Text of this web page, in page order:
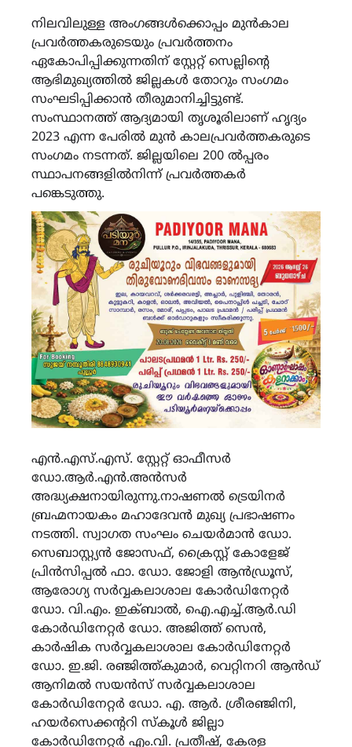
നിലവിലുള്ള അംഗങ്ങള്‍ക്കൊപ്പം മുന്‍കാല
പ്രവര്‍ത്തകരുടെയും പ്രവര്‍ത്തനം
ഏകോപിപ്പിക്കുന്നതിന് സ്റ്റേറ്റ് സെല്ലിന്‍റെ
ആഭിമുഖ്യത്തില്‍ ജില്ലകള്‍ തോറും സംഗമം
സംഘടിപ്പിക്കാന്‍ തീരുമാനിച്ചിട്ടുണ്ട്.
സംസ്ഥാനത്ത് ആദ്യമായി തൃശൂരിലാണ് ഹൃദ്യം
2023 എന്ന പേരില്‍ മുന്‍ കാലപ്രവര്‍ത്തകരുടെ
സംഗമം നടന്നത്. ജില്ലയിലെ 200 ല്‍പ്പരം
സ്ഥാപനങ്ങളില്‍നിന്ന് പ്രവര്‍ത്തകര്‍
പങ്കെടുത്തു.
എന്‍.എസ്.എസ്. സ്റ്റേറ്റ് ഓഫീസര്‍
ഡോ.ആര്‍.എന്‍.അന്‍സര്‍
അദ്ധ്യക്ഷനായിരുന്നു.നാഷണൽ ട്രെയിനർ
ബ്രഹ്മനായകം മഹാദേവൻ മുഖ്യ പ്രഭാഷണം
നടത്തി. സ്വാഗത സംഘം ചെയര്‍മാന്‍ ഡോ.
സെബാസ്റ്റ്യന്‍ ജോസഫ്, ക്രൈസ്റ്റ് കോളേജ്
പ്രിന്‍സിപ്പല്‍ ഫാ. ഡോ. ജോളി ആന്‍ഡ്രൂസ്,
ആരോഗ്യ സര്‍വ്വകലാശാല കോര്‍ഡിനേറ്റര്‍
ഡോ. വി.എം. ഇക്ബാല്‍, ഐ.എച്ച്.ആര്‍.ഡി
കോര്‍ഡിനേറ്റര്‍ ഡോ. അജിത്ത് സെന്‍,
കാര്‍ഷിക സര്‍വ്വകലാശാല കോര്‍ഡിനേറ്റര്‍
ഡോ. ഇ.ജി. രഞ്ജിത്ത്കുമാര്‍, വെറ്റിനറി ആന്‍ഡ്
ആനിമല്‍ സയന്‍സ് സര്‍വ്വകലാശാല
കോര്‍ഡിനേറ്റര്‍ ഡോ. എ. ആര്‍. ശ്രീരഞ്ജിനി,
ഹയര്‍സെക്കന്‍ററി സ്കൂള്‍ ജില്ലാ
കോര്‍ഡിനേറ്റര്‍ എം.വി. പ്രതീഷ്, കേരള